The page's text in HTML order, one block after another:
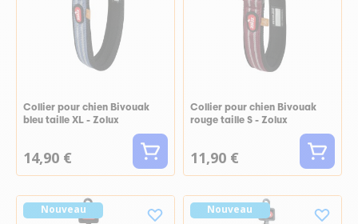
Collier pour chien Bivouak
bleu taille XL - Zolux
14,90 €
Collier pour chien Bivouak
rouge taille S - Zolux
11,90 €
Nouveau Nouveau